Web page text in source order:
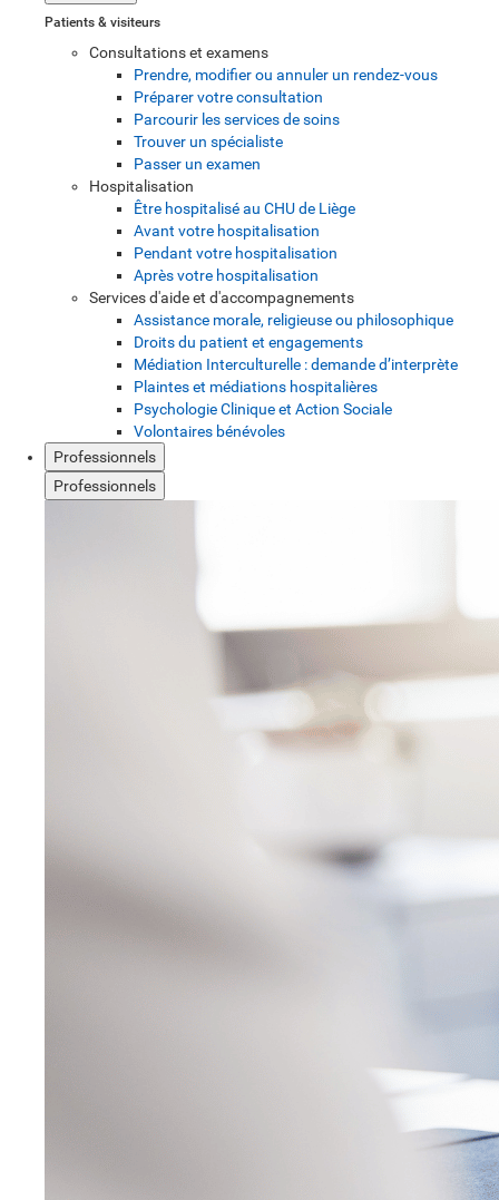
Patients & visiteurs
Consultations et examens
Prendre, modifier ou annuler un rendez-vous
Préparer votre consultation
Parcourir les services de soins
Trouver un spécialiste
Passer un examen
Hospitalisation
Être hospitalisé au CHU de Liège
Avant votre hospitalisation
Pendant votre hospitalisation
Après votre hospitalisation
Services d'aide et d'accompagnements
Assistance morale, religieuse ou philosophique
Droits du patient et engagements
Médiation Interculturelle : demande d’interprète
Plaintes et médiations hospitalières
Psychologie Clinique et Action Sociale
Volontaires bénévoles
Professionnels
Professionnels